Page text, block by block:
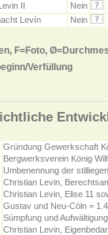
II
Nein
Levín
Nein
F=Foto,
Verfüllung
Gründung Gewerkschaft
Bergwerksverein König
Umbenennung der
Christian Levin,
Christian Levin, Elise 11
Gustav und Neu-Cöln =
Sümpfung und
Christian Levin,